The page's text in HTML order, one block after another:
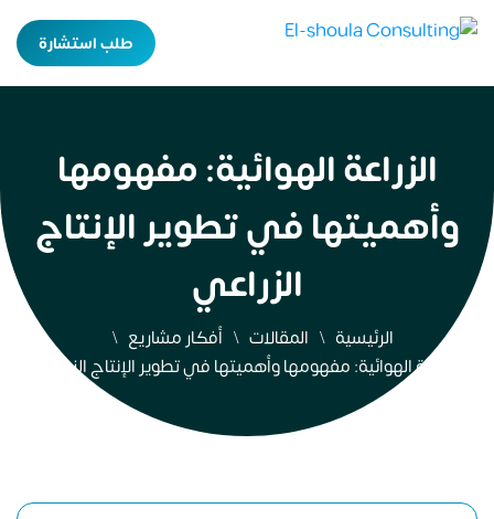
طلب استشارة
الزراعة الهوائية: مفهومها
وأهميتها في تطوير الإنتاج
الزراعي
الرئيسية المقالات
أفكار مشاريع
الزراعة الهوائية: مفهومها وأهميتها في تطوير الإنتاج الزراعي